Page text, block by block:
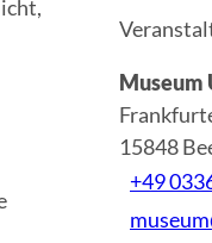
Museum
15848
+49